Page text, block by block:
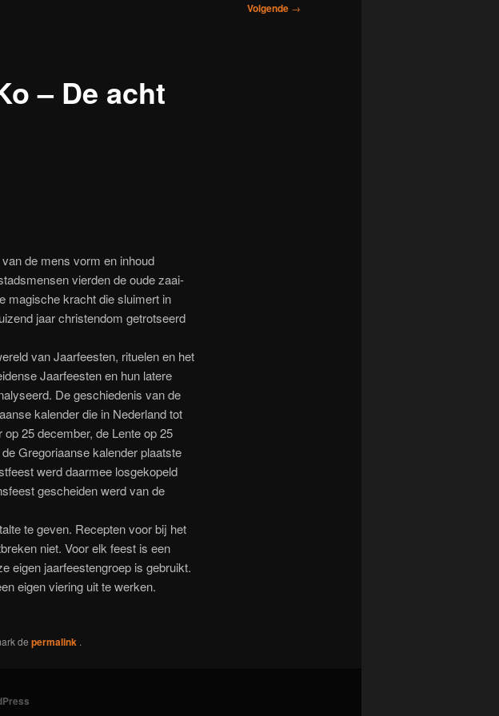
Volgende →
– De acht
de mens vorm en inhoud
vierden de oude zaai-
magische kracht die sluimert in
jaar christendom getrotseerd
van Jaarfeesten, rituelen en het
Jaarfeesten en hun latere
De geschiedenis van de
kalender die in Nederland tot
25 december, de Lente op 25
Gregoriaanse kalender plaatste
werd daarmee losgekopeld
gescheiden werd van de
te geven. Recepten voor bij het
niet. Voor elk feest is een
eigen jaarfeestengroep is gebruikt.
eigen viering uit te werken.
de permalink .